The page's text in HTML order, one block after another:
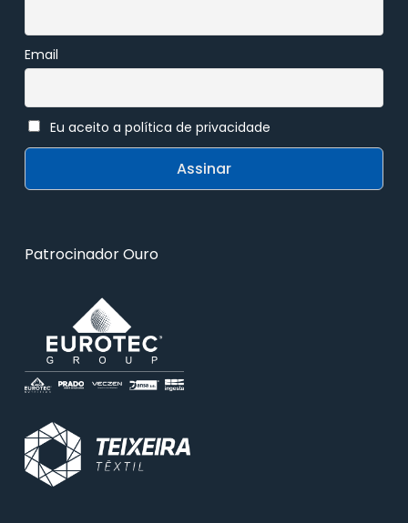
Email
Eu aceito a política de privacidade
Patrocinador Ouro